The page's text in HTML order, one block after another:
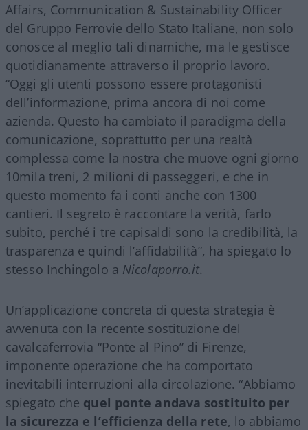
Affairs, Communication & Sustainability Officer
del Gruppo Ferrovie dello Stato Italiane, non solo
conosce al meglio tali dinamiche, ma le gestisce
quotidianamente attraverso il proprio lavoro.
“Oggi gli utenti possono essere protagonisti
dell’informazione, prima ancora di noi come
azienda. Questo ha cambiato il paradigma della
comunicazione, soprattutto per una realtà
complessa come la nostra che muove ogni giorno
10mila treni, 2 milioni di passeggeri, e che in
questo momento fa i conti anche con 1300
cantieri. Il segreto è raccontare la verità, farlo
subito, perché i tre capisaldi sono la credibilità, la
trasparenza e quindi l’affidabilità”, ha spiegato lo
stesso Inchingolo a Nicolaporro.it.
Un’applicazione concreta di questa strategia è
avvenuta con la recente sostituzione del
cavalcaferrovia “Ponte al Pino” di Firenze,
imponente operazione che ha comportato
inevitabili interruzioni alla circolazione. “Abbiamo
spiegato che quel ponte andava sostituito per
la sicurezza e l’efficienza della rete, lo abbiamo